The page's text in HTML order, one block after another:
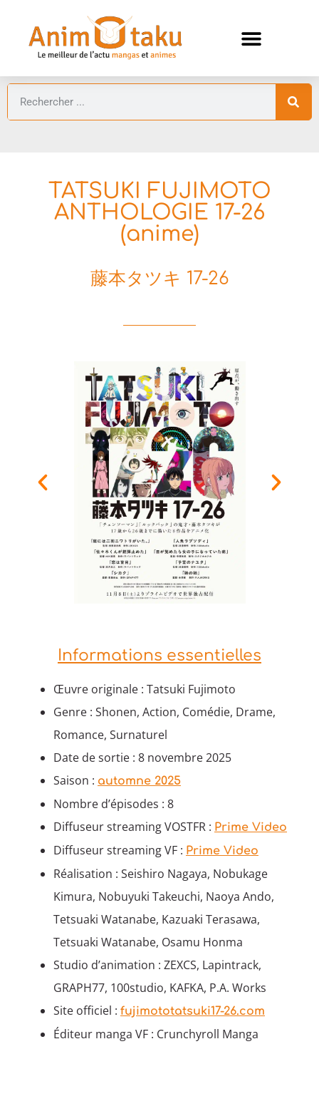
TATSUKI FUJIMOTO
ANTHOLOGIE 17-26
(anime)
藤本タツキ 17-26
Informations essentielles
Œuvre originale : Tatsuki Fujimoto
Genre : Shonen, Action, Comédie, Drame,
Romance, Surnaturel
Date de sortie : 8 novembre 2025
Saison : automne 2025
Nombre d’épisodes : 8
Diffuseur streaming VOSTFR : Prime Video
Diffuseur streaming VF : Prime Video
Réalisation : Seishiro Nagaya, Nobukage
Kimura, Nobuyuki Takeuchi, Naoya Ando,
Tetsuaki Watanabe, Kazuaki Terasawa,
Tetsuaki Watanabe, Osamu Honma
Studio d’animation : ZEXCS, Lapintrack,
GRAPH77, 100studio, KAFKA, P.A. Works
Site officiel : fujimototatsuki17-26.com
Éditeur manga VF : Crunchyroll Manga